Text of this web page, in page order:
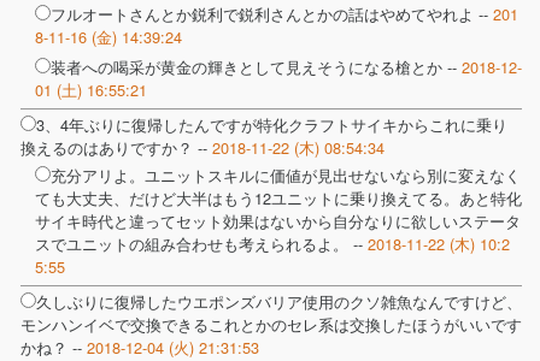
フルオートさんとか鋭利で鋭利さんとかの話はやめてやれよ -- 201
8-11-16 (金) 14:39:24
装者への喝采が黄金の輝きとして見えそうになる槍とか -- 2018-12-
01 (土) 16:55:21
3、4年ぶりに復帰したんですが特化クラフトサイキからこれに乗り
換えるのはありですか？ -- 2018-11-22 (木) 08:54:34
充分アリよ。ユニットスキルに価値が見出せないなら別に変えなく
ても大丈夫、だけど大半はもう12ユニットに乗り換えてる。あと特化
サイキ時代と違ってセット効果はないから自分なりに欲しいステータ
スでユニットの組み合わせも考えられるよ。 -- 2018-11-22 (木) 10:2
5:55
久しぶりに復帰したウエポンズバリア使用のクソ雑魚なんですけど、
モンハンイベで交換できるこれとかのセレ系は交換したほうがいいです
かね？ -- 2018-12-04 (火) 21:31:53